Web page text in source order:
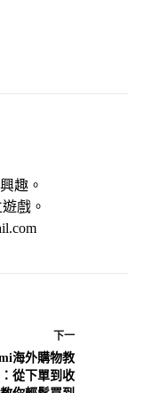
趣。
戲。
下一
海外購物教
從下單到收